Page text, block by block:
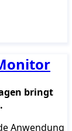
bringt
Anwendung